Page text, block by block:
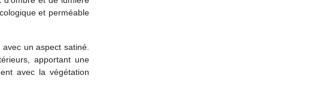
et perméable
un aspect satiné.
apportant une
avec la végétation